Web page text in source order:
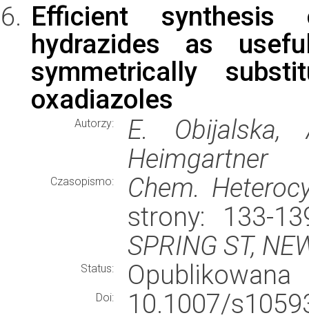
Efficient
hydrazides as
symmetrically
oxadiazoles
Autorzy:
E.
Heimgartner
Czasopismo:
Chem.
strony: 133-
SPRING ST,
Status: Opublikowana
Doi:
10.1007/